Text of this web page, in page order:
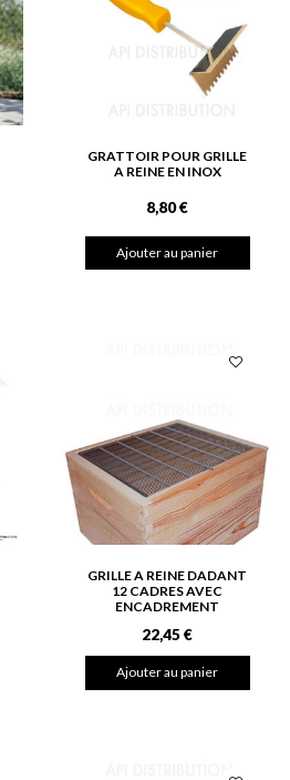
GRATTOIR POUR GRILLE
A REINE EN INOX
8,80 €
Ajouter au panier
GRILLE A REINE DADANT
12 CADRES AVEC
ENCADREMENT
22,45 €
Ajouter au panier